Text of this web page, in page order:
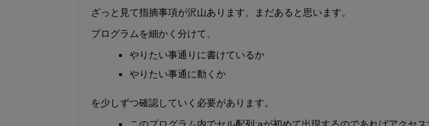
ざっと見て指摘事項が沢山あります。まだあると思います。
プログラムを細かく分けて、
やりたい事通りに書けているか
やりたい事通に動くか
を少しずつ確認していく必要があります。
このプログラム内でセル配列:aが初めて出現するのであればアクセ